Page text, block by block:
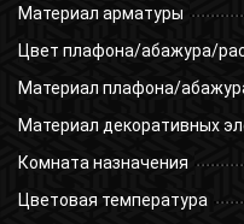
Материал арматуры
Цвет плафона/абажура/
Материал плафона/
Материал декоративных
Комната назначения
Цветовая температура